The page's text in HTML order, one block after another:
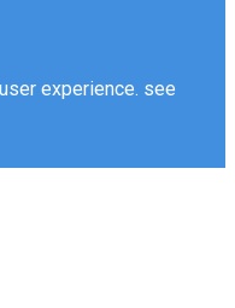
experience. see